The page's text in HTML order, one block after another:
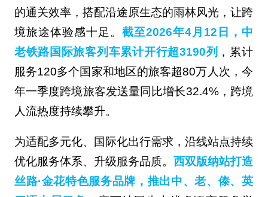
的通关效率，搭配沿途原生态的雨林风光，让跨
境旅途体验感十足。 截至2026年4月12日，中
老铁路国际旅客列车累计开行超3190列 ，累计
服务120多个国家和地区的旅客超80万人次，今
年一季度跨境旅客发送量同比增长32.4%，跨境
人流热度持续攀升。
为适配多元化、国际化出行需求，沿线站点持续
优化服务体系、升级服务品质。 西双版纳站打造
丝路·金花特色服务品牌，推出中、老、傣、英